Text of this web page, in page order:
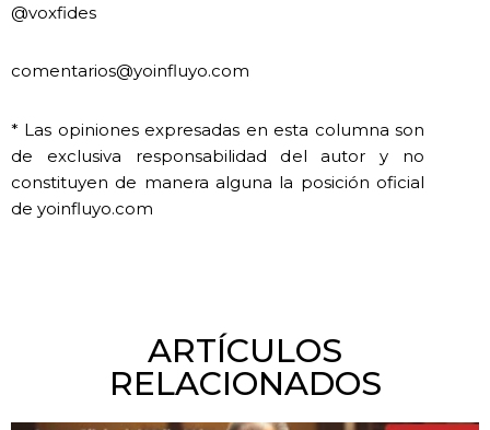
@voxfides
comentarios@yoinfluyo.com
* Las opiniones expresadas en esta columna son
de exclusiva responsabilidad del autor y no
constituyen de manera alguna la posición oficial
de yoinfluyo.com
ARTÍCULOS
RELACIONADOS